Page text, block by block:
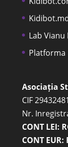
Lab Vianu
Platforma
Asociația
CIF 29432481
Nr.
CONT LEI:
CONT EUR: